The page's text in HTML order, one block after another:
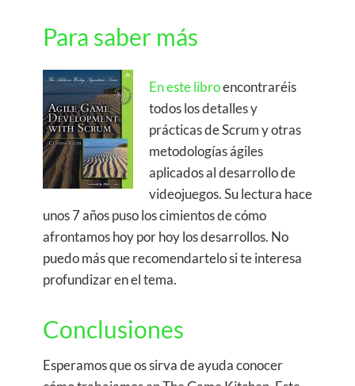
Para saber más
En este libroencontraréis
todos los detalles y
prácticas de Scrum y otras
metodologías ágiles
aplicados al desarrollo de
videojuegos. Su lectura hace
unos 7 años puso los cimientos de cómo
afrontamos hoy por hoy los desarrollos. No
puedo más que recomendartelo si te interesa
profundizar en el tema.
Conclusiones
Esperamos que os sirva de ayuda conocer